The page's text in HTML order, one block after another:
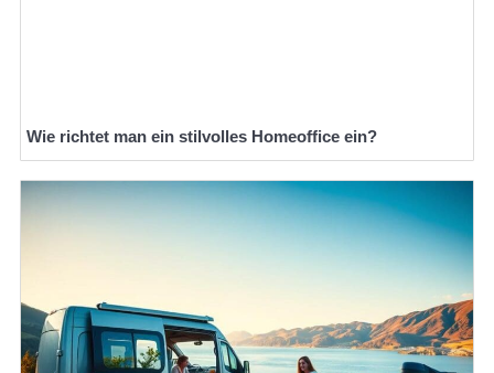
Wie richtet man ein stilvolles Homeoffice ein?